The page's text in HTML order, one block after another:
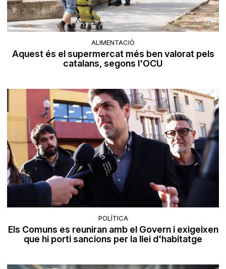
ALIMENTACIÓ
Aquest és el supermercat més ben valorat pels
catalans, segons l'OCU
POLÍTICA
Els Comuns es reuniran amb el Govern i exigeixen
que hi porti sancions per la llei d'habitatge